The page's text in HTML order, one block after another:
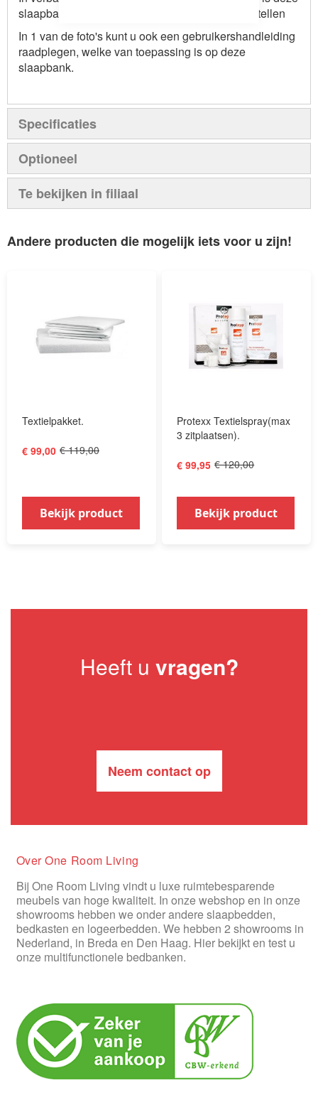
slaapbank alleen in een van onze filialen te bestellen
In 1 van de foto's kunt u ook een gebruikershandleiding
raadplegen, welke van toepassing is op deze
slaapbank.
Specificaties
Optioneel
Te bekijken in filiaal
Andere producten die mogelijk iets voor u zijn!
Textielpakket.
€ 99,00 € 119,00
Bekijk product
Protexx Textielspray(max
3 zitplaatsen).
€ 99,95 € 120,00
Bekijk product
Heeft u vragen?
Neem contact op
Over One Room Living
Bij One Room Living vindt u luxe ruimtebesparende
meubels van hoge kwaliteit. In onze webshop en in onze
showrooms hebben we onder andere slaapbedden,
bedkasten en logeerbedden. We hebben 2 showrooms in
Nederland, in Breda en Den Haag. Hier bekijkt en test u
onze multifunctionele bedbanken.